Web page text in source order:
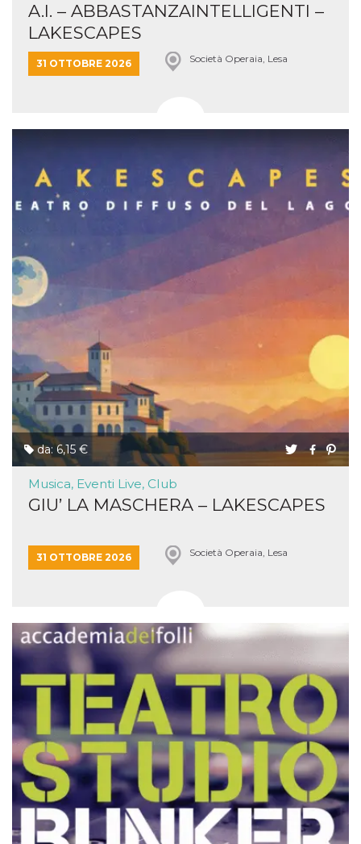
A.I. – ABBASTANZAINTELLIGENTI –
LAKESCAPES
31 OTTOBRE 2026 Società Operaia, Lesa
da: 6,15 €
Musica, Eventi Live, Club
GIU’ LA MASCHERA – LAKESCAPES
31 OTTOBRE 2026 Società Operaia, Lesa